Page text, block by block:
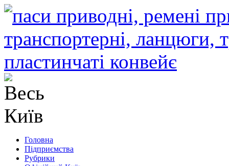
Головна
Підприємства
Рубрики